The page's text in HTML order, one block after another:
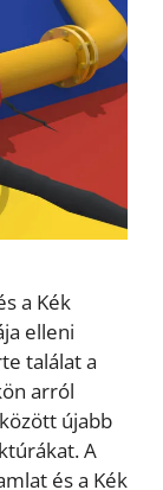
a Kék
elleni
találat a
arról
újabb
A
és a Kék